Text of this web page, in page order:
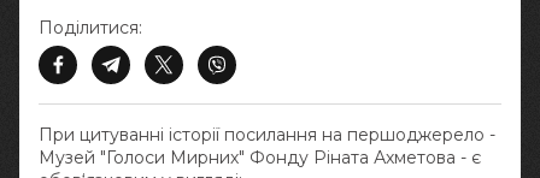
При цитуванні історії посилання на першоджерело -
Музей "Голоси Мирних" Фонду Ріната Ахметова - є
Поділитися: